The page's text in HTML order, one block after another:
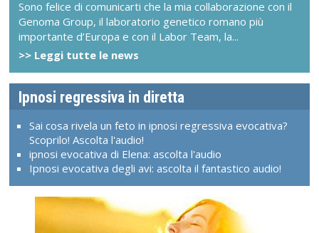
Sono felice di comunicarti che la mia collaborazione con il
Genoma Group, il laboratorio genetico romano più
importante d’Europa e con il Labor Team, la...
>> Leggi tutte le news
Ipnosi regressiva in diretta
Sai cosa rivela un feto in ipnosi regressiva evocativa?
Scoprilo! Ascolta l'audio!
ipnosi evocativa di Elena: ascolta l'audio
Ipnosi evocativa degli avi: ascolta il fantastico audio!